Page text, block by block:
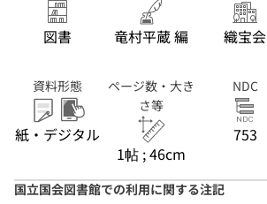
図書 竜村平蔵 編 織宝会
資料形態
紙・デジタル
ページ数・大き
さ等
1帖 ; 46cm
NDC
753
国立国会図書館での利用に関する注記